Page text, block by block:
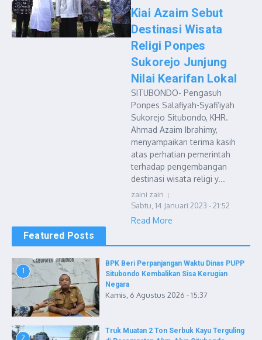
Kiai Azaim Sebut
Destinasi Wisata
Religi Ponpes
Sukorejo Junjung
Nilai Kearifan Lokal
SITUBONDO- Pengasuh
Ponpes Salafiyah-Syafi’iyah
Sukorejo Situbondo, KHR.
Ahmad Azaim Ibrahimy,
menyampaikan terima kasih
atas perhatian pemerintah
terhadap pengembangan
destinasi wisata religi y...
zaini zain
Sabtu, 14 Januari 2023 - 21:52
Read More
Featured Posts
1
BPK Beri Perpanjangan Waktu Dinas PUPP
Situbondo Kembalikan Sisa Kerugian
Negara
Kamis, 6 Agustus 2026 - 15:37
2
Truk Muatan 2 Ton Serbuk Kayu Terguling